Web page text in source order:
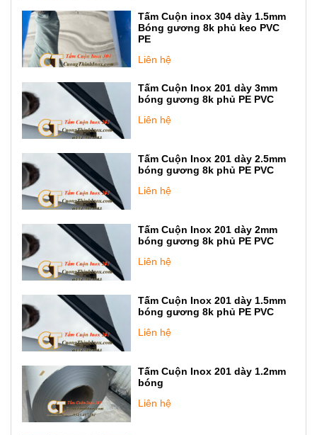
Tấm Cuộn inox 304 dày 1.5mm
Bóng gương 8k phủ keo PVC
PE
Liên hệ
Tấm Cuộn Inox 201 dày 3mm
bóng gương 8k phủ PE PVC
Liên hệ
Tấm Cuộn Inox 201 dày 2.5mm
bóng gương 8k phủ PE PVC
Liên hệ
Tấm Cuộn Inox 201 dày 2mm
bóng gương 8k phủ PE PVC
Liên hệ
Tấm Cuộn Inox 201 dày 1.5mm
bóng gương 8k phủ PE PVC
Liên hệ
Tấm Cuộn Inox 201 dày 1.2mm
bóng
Liên hệ